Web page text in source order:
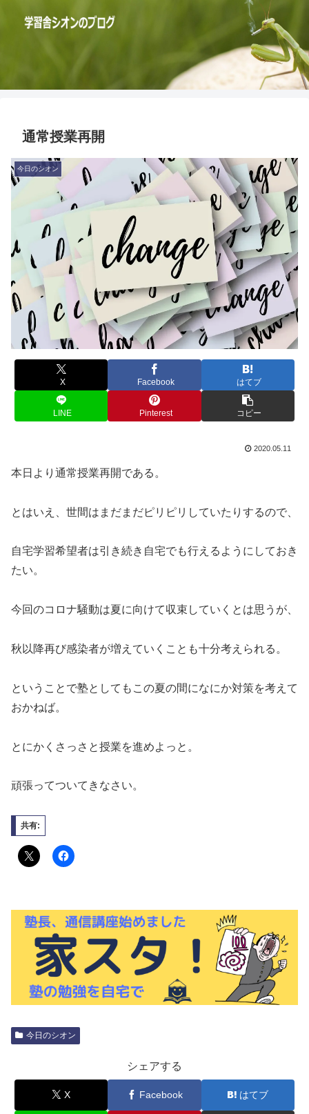
通常授業再開
今日のシオン
X Facebook はてブ
LINE Pinterest コピー
2020.05.11
本日より通常授業再開である。
とはいえ、世間はまだまだピリピリしていたりするので、
自宅学習希望者は引き続き自宅でも行えるようにしておき
たい。
今回のコロナ騒動は夏に向けて収束していくとは思うが、
秋以降再び感染者が増えていくことも十分考えられる。
ということで塾としてもこの夏の間になにか対策を考えて
おかねば。
とにかくさっさと授業を進めよっと。
頑張ってついてきなさい。
共有:
今日のシオン
シェアする
X Facebook はてブ